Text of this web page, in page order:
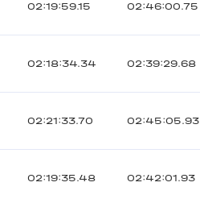
02:19:59.15 02:46:00.75
02:18:34.34 02:39:29.68
02:21:33.70 02:45:05.93
02:19:35.48 02:42:01.93